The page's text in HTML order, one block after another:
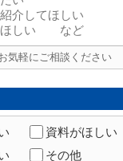
気軽にご相談ください
資料がほしい
その他